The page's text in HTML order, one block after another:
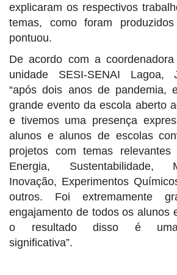
explicaram os respectivos
temas, como foram
pontuou.
De acordo com a
unidade SESI-SENAI Lagoa,
“após dois anos de pandemia,
grande evento da escola aberto
e tivemos uma presença
alunos e alunos de escolas
projetos com temas
Energia, Sustentabilidade,
Inovação, Experimentos
outros. Foi extremamente
engajamento de todos os alunos
o resultado disso é uma
significativa”.